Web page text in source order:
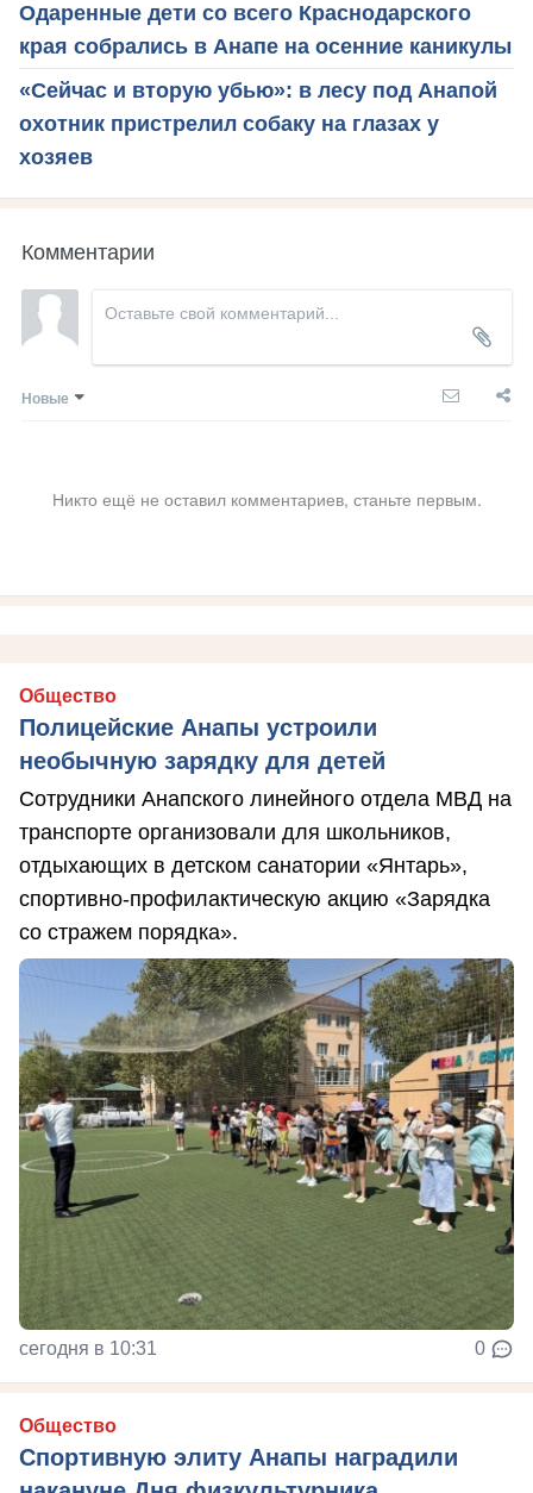
Одаренные дети со всего Краснодарского
края собрались в Анапе на осенние каникулы
«Сейчас и вторую убью»: в лесу под Анапой
охотник пристрелил собаку на глазах у
хозяев
Комментарии
Новые
Никто ещё не оставил комментариев, станьте первым.
Общество
Полицейские Анапы устроили
необычную зарядку для детей
Сотрудники Анапского линейного отдела МВД на
транспорте организовали для школьников,
отдыхающих в детском санатории «Янтарь»,
спортивно-профилактическую акцию «Зарядка
со стражем порядка».
сегодня в 10:31 0
Общество
Спортивную элиту Анапы наградили